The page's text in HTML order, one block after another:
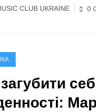
CLUB UKRAINE 0